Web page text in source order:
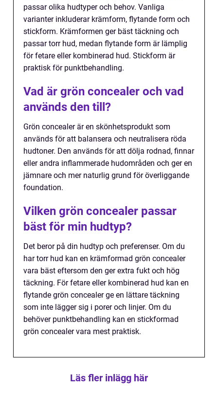
passar olika hudtyper och behov. Vanliga
varianter inkluderar krämform, flytande form och
stickform. Krämformen ger bäst täckning och
passar torr hud, medan flytande form är lämplig
för fetare eller kombinerad hud. Stickform är
praktisk för punktbehandling.
Vad är grön concealer och vad
används den till?
Grön concealer är en skönhetsprodukt som
används för att balansera och neutralisera röda
hudtoner. Den används för att dölja rodnad, finnar
eller andra inflammerade hudområden och ger en
jämnare och mer naturlig grund för överliggande
foundation.
Vilken grön concealer passar
bäst för min hudtyp?
Det beror på din hudtyp och preferenser. Om du
har torr hud kan en krämformad grön concealer
vara bäst eftersom den ger extra fukt och hög
täckning. För fetare eller kombinerad hud kan en
flytande grön concealer ge en lättare täckning
som inte lägger sig i porer och linjer. Om du
behöver punktbehandling kan en stickformad
grön concealer vara mest praktisk.
Läs fler inlägg här